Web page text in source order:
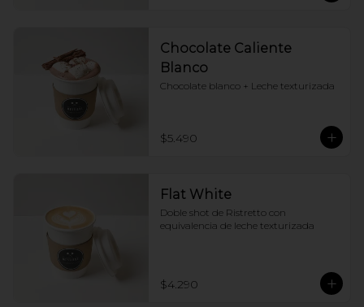
Chocolate Caliente
Blanco
Chocolate blanco + Leche texturizada
$5.490
Flat White
Doble shot de Ristretto con
equivalencia de leche texturizada
$4.290